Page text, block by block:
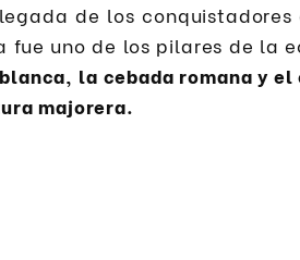
de los
fue uno de los pilares de la
la cebada romana y
majorera.